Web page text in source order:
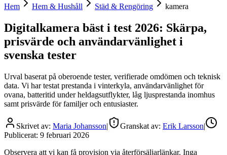
Hem Hem & Hushåll Städ & Rengöring kamera
Digitalkamera bäst i test 2026: Skärpa,
prisvärde och användarvänlighet i
svenska tester
Urval baserat på oberoende tester, verifierade omdömen och teknisk
data. Vi har testat prestanda i vinterkyla, användarvänlighet för
ovana, batteritid under heldagsutflykter, låg ljusprestanda inomhus
samt prisvärde för familjer och entusiaster.
Skrivet av: Maria Johansson| Granskat av: Erik Larsson|
Publicerat: 9 februari 2026
Observera att vi kan få provision via återförsäljarlänkar. Inga